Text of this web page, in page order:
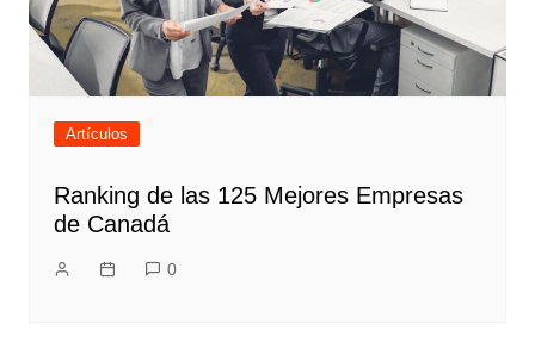
Artículos
Ranking de las 125 Mejores Empresas
de Canadá
0